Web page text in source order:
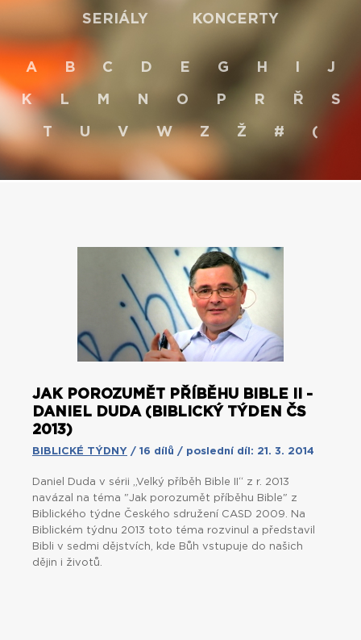
SERIÁLY KONCERTY
A B C D E G H J
K L M N O P R Ř S
T U V W Z Ž # (
JAK POROZUMĚT PŘÍBĚHU BIBLE II -
DANIEL DUDA (BIBLICKÝ TÝDEN ČS
2013)
BIBLICKÉ TÝDNY / 16 dílů / poslední díl: 21. 3. 2014
Daniel Duda v sérii „Velký příběh Bible II“ z r. 2013
navázal na téma "Jak porozumět příběhu Bible" z
Biblického týdne Českého sdružení CASD 2009. Na
Biblickém týdnu 2013 toto téma rozvinul a představil
Bibli v sedmi dějstvích, kde Bůh vstupuje do našich
dějin i životů.